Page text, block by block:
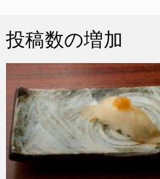
投稿数の増加